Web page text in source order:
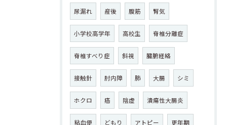
尿漏れ 産後 腹筋 腎気
小学校高学年 高校生 脊椎分離症
脊椎すべり症 斜視 臓腑経絡
接触針 肘内障 肺 大腸 シミ
ホクロ 癌 陰虚 潰瘍性大腸炎
粘血便 どもり アトピー 更年期